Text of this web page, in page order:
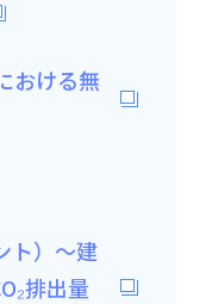
おける無
ト）～建
排出量